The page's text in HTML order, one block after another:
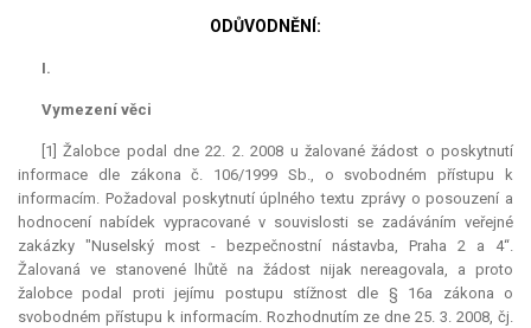
ODŮVODNĚNÍ:
I.
Vymezení věci
[1] Žalobce podal dne 22. 2. 2008 u žalované žádost o poskytnutí
informace dle zákona č. 106/1999 Sb., o svobodném přístupu k
informacím. Požadoval poskytnutí úplného textu zprávy o posouzení a
hodnocení nabídek vypracované v souvislosti se zadáváním veřejné
zakázky "Nuselský most - bezpečnostní nástavba, Praha 2 a 4“.
Žalovaná ve stanovené lhůtě na žádost nijak nereagovala, a proto
žalobce podal proti jejímu postupu stížnost dle § 16a zákona o
svobodném přístupu k informacím. Rozhodnutím ze dne 25. 3. 2008, čj.